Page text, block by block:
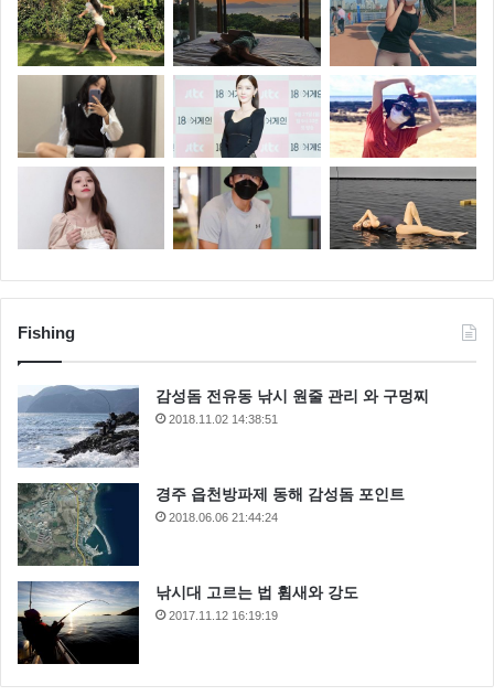
Fishing
감성돔 전유동 낚시 원줄 관리 와 구멍찌
2018.11.02 14:38:51
경주 읍천방파제 동해 감성돔 포인트
2018.06.06 21:44:24
낚시대 고르는 법 휨새와 강도
2017.11.12 16:19:19